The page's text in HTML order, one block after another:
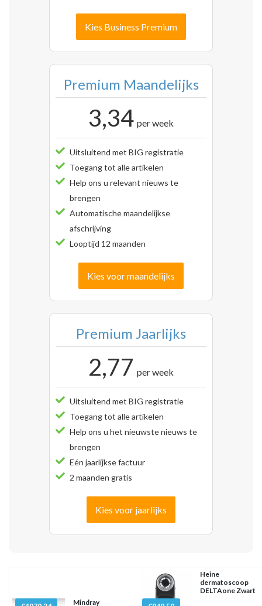
Kies Business Premium
Premium Maandelijks
3,34 per week
Uitsluitend met BIG registratie
Toegang tot alle artikelen
Help ons u relevant nieuws te
brengen
Automatische maandelijkse
afschrijving
Looptijd 12 maanden
Kies voor maandelijks
Premium Jaarlijks
2,77 per week
Uitsluitend met BIG registratie
Toegang tot alle artikelen
Help ons u het nieuwste nieuws te
brengen
Eén jaarlijkse factuur
2 maanden gratis
Kies voor jaarlijks
Mindray
Heine
dermatoscoop
DELTAone Zwart